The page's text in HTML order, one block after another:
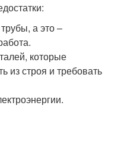
а это –
которые
из строя и требовать